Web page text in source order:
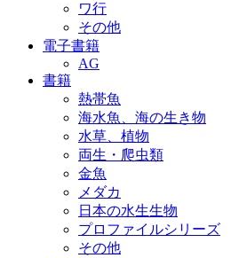
ワ行
その他
電子書籍
AG
書籍
熱帯魚
海水魚、海の生き物
水草、植物
両生・爬虫類
金魚
メダカ
日本の水生生物
プロファイルシリーズ
その他